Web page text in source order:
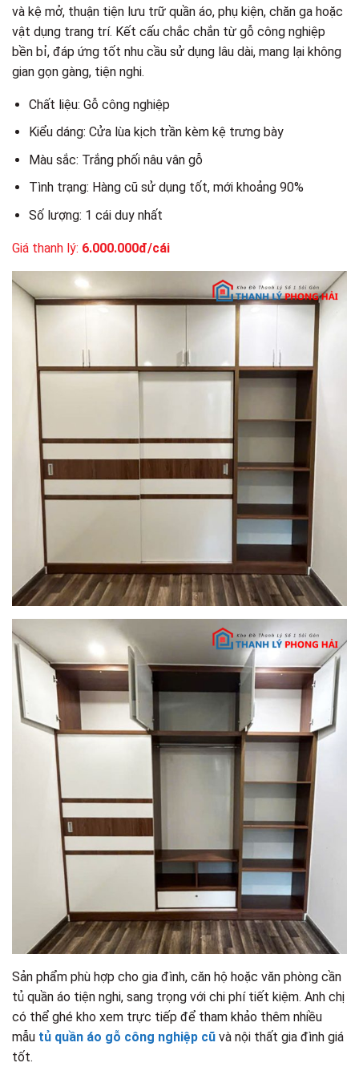
và kệ mở, thuận tiện lưu trữ quần áo, phụ kiện, chăn ga hoặc
vật dụng trang trí. Kết cấu chắc chắn từ gỗ công nghiệp
bền bỉ, đáp ứng tốt nhu cầu sử dụng lâu dài, mang lại không
gian gọn gàng, tiện nghi.
Chất liệu: Gỗ công nghiệp
Kiểu dáng: Cửa lùa kịch trần kèm kệ trưng bày
Màu sắc: Trắng phối nâu vân gỗ
Tình trạng: Hàng cũ sử dụng tốt, mới khoảng 90%
Số lượng: 1 cái duy nhất
Giá thanh lý: 6.000.000đ/cái
Sản phẩm phù hợp cho gia đình, căn hộ hoặc văn phòng cần
tủ quần áo tiện nghi, sang trọng với chi phí tiết kiệm. Anh chị
có thể ghé kho xem trực tiếp để tham khảo thêm nhiều
mẫu tủ quần áo gỗ công nghiệp cũ và nội thất gia đình giá
tốt.